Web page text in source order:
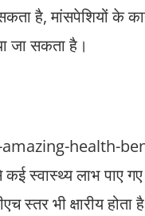
है, मांसपेशियों के
जा सकता है।
health-
स्वास्थ्य लाभ पाए
स्तर भी क्षारीय होता